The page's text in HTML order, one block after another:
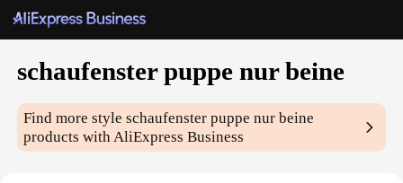
schaufenster puppe nur beine
Find more styleschaufenster puppe nur beine
products with AliExpress Business